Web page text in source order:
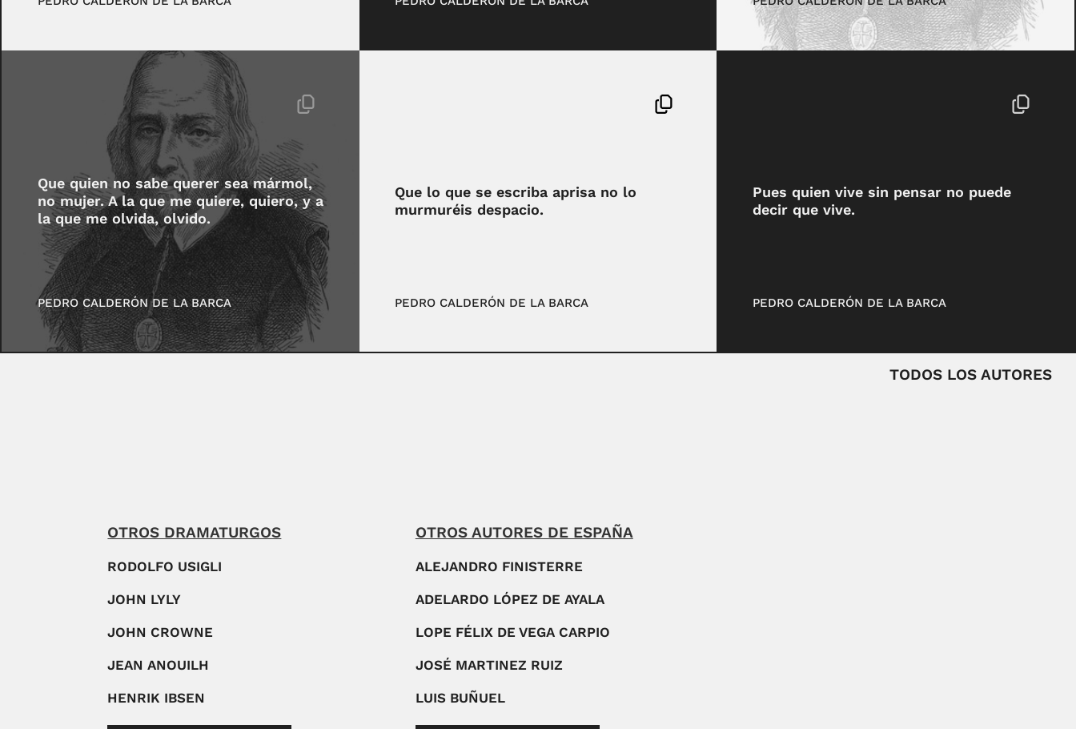
Que quien no sabe querer sea mármol,
no mujer. A la que me quiere, quiero, y a
la que me olvida, olvido.
PEDRO CALDERÓN DE LA BARCA
Que lo que se escriba aprisa no lo
murmuréis despacio.
PEDRO CALDERÓN DE LA BARCA
Pues quien vive sin pensar no puede
decir que vive.
PEDRO CALDERÓN DE LA BARCA
TODOS LOS AUTORES
OTROS DRAMATURGOS
RODOLFO USIGLI
JOHN LYLY
JOHN CROWNE
JEAN ANOUILH
HENRIK IBSEN
OTROS AUTORES DE ESPAÑA
ALEJANDRO FINISTERRE
ADELARDO LÓPEZ DE AYALA
LOPE FÉLIX DE VEGA CARPIO
JOSÉ MARTINEZ RUIZ
LUIS BUÑUEL